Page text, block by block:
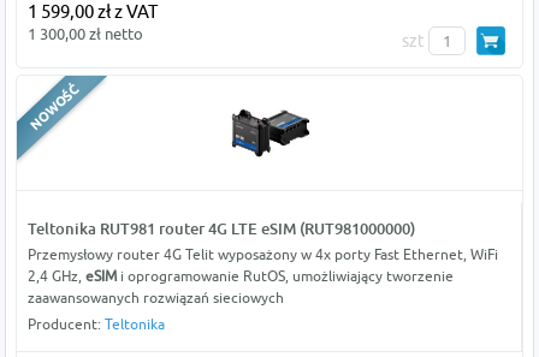
1 599,00 zł z VAT
1 300,00 zł netto szt
Teltonika RUT981 router 4G LTE eSIM (RUT981000000)
Przemysłowy router 4G Telit wyposażony w 4x porty Fast Ethernet, WiFi
2,4 GHz, eSIMi oprogramowanie RutOS, umożliwiający tworzenie
zaawansowanych rozwiązań sieciowych
Producent: Teltonika